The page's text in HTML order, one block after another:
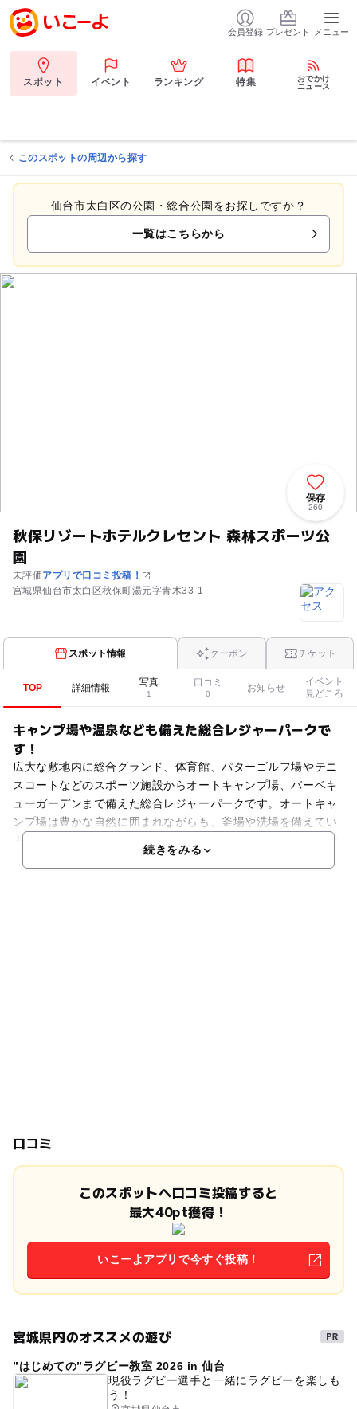
会員登録 プレゼント メニュー
スポット イベント ランキング 特集
おでかけ
ニュース
このスポットの周辺から探す
仙台市太白区の公園・総合公園をお探しですか？
一覧はこちらから
秋保リゾートホテルクレセント 森林スポーツ公
園
未評価アプリで口コミ投稿！
宮城県仙台市太白区秋保町湯元字青木33-1
保存
260
スポット情報 クーポン チケット
TOP 詳細情報 写真
1
口コミ
0
お知らせ
イベント
見どころ
キャンプ場や温泉なども備えた総合レジャーパークで
す！
広大な敷地内に総合グランド、体育館、パターゴルフ場やテニ
スコートなどのスポーツ施設からオートキャンプ場、バーベキ
ューガーデンまで備えた総合レジャーパークです。オートキャ
ンプ場は豊かな自然に囲まれながらも、釜場や洗場を備えてい
続きをみる
口コミ
このスポットへ口コミ投稿すると
最大40pt獲得！
いこーよアプリで今すぐ投稿！
宮城県内のオススメの遊び
”はじめての”ラグビー教室 2026 in 仙台
現役ラグビー選手と一緒にラグビーを楽しも
う！